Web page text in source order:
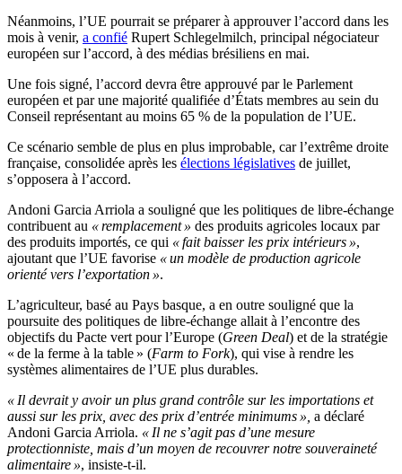
Néanmoins, l’UE pourrait se préparer à approuver l’accord dans les
mois à venir, a confié Rupert Schlegelmilch, principal négociateur
européen sur l’accord, à des médias brésiliens en mai.
Une fois signé, l’accord devra être approuvé par le Parlement
européen et par une majorité qualifiée d’États membres au sein du
Conseil représentant au moins 65 % de la population de l’UE.
Ce scénario semble de plus en plus improbable, car l’extrême droite
française, consolidée après les élections législatives de juillet,
s’opposera à l’accord.
Andoni Garcia Arriola a souligné que les politiques de libre-échange
contribuent au « remplacement » des produits agricoles locaux par
des produits importés, ce qui « fait baisser les prix intérieurs »,
ajoutant que l’UE favorise « un modèle de production agricole
orienté vers l’exportation ».
L’agriculteur, basé au Pays basque, a en outre souligné que la
poursuite des politiques de libre-échange allait à l’encontre des
objectifs du Pacte vert pour l’Europe (Green Deal) et de la stratégie
« de la ferme à la table » (Farm to Fork), qui vise à rendre les
systèmes alimentaires de l’UE plus durables.
« Il devrait y avoir un plus grand contrôle sur les importations et
aussi sur les prix, avec des prix d’entrée minimums », a déclaré
Andoni Garcia Arriola. « Il ne s’agit pas d’une mesure
protectionniste, mais d’un moyen de recouvrer notre souveraineté
alimentaire », insiste-t-il.